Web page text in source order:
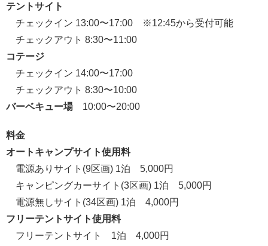
テントサイト
チェックイン 13:00〜17:00 ※12:45から受付可能
チェックアウト 8:30〜11:00
コテージ
チェックイン 14:00〜17:00
チェックアウト 8:30〜10:00
バーベキュー場10:00〜20:00
料金
オートキャンプサイト使用料
電源ありサイト(9区画) 1泊 5,000円
キャンピングカーサイト(3区画) 1泊 5,000円
電源無しサイト(34区画) 1泊 4,000円
フリーテントサイト使用料
フリーテントサイト 1泊 4,000円